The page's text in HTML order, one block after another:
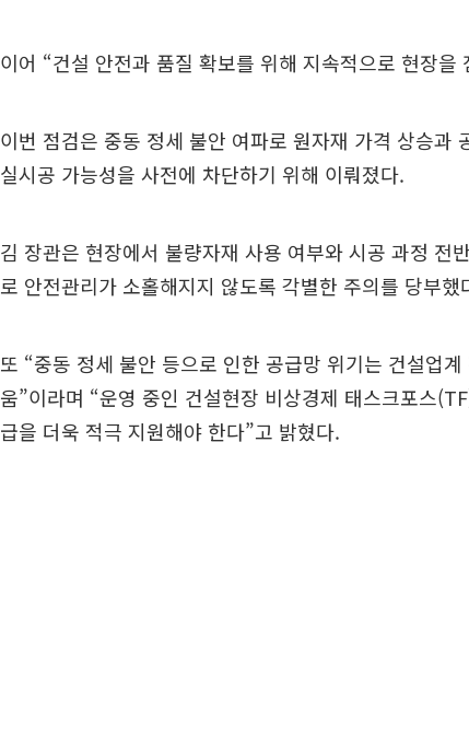
이어 “건설 안전과 품질 확보를 위해 지속적으로 현장을
이번 점검은 중동 정세 불안 여파로 원자재 가격 상승과
실시공 가능성을 사전에 차단하기 위해 이뤄졌다.
김 장관은 현장에서 불량자재 사용 여부와 시공 과정 전
로 안전관리가 소홀해지지 않도록 각별한 주의를 당부했
또 “중동 정세 불안 등으로 인한 공급망 위기는 건설업
움”이라며 “운영 중인 건설현장 비상경제 태스크포스
급을 더욱 적극 지원해야 한다”고 밝혔다.